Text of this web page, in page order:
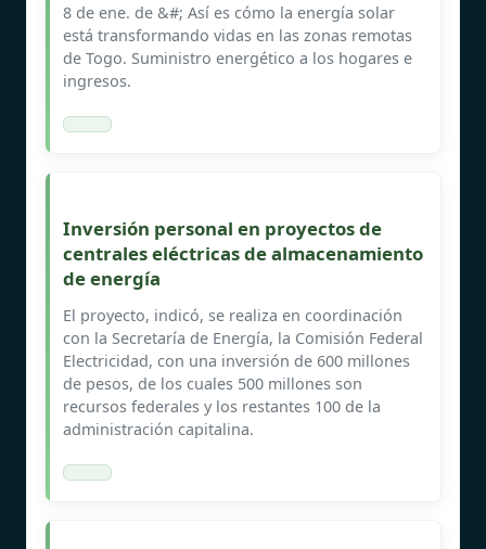
8 de ene. de &#; Así es cómo la energía solar
está transformando vidas en las zonas remotas
de Togo. Suministro energético a los hogares e
ingresos.
Inversión personal en proyectos de
centrales eléctricas de almacenamiento
de energía
El proyecto, indicó, se realiza en coordinación
con la Secretaría de Energía, la Comisión Federal
Electricidad, con una inversión de 600 millones
de pesos, de los cuales 500 millones son
recursos federales y los restantes 100 de la
administración capitalina.